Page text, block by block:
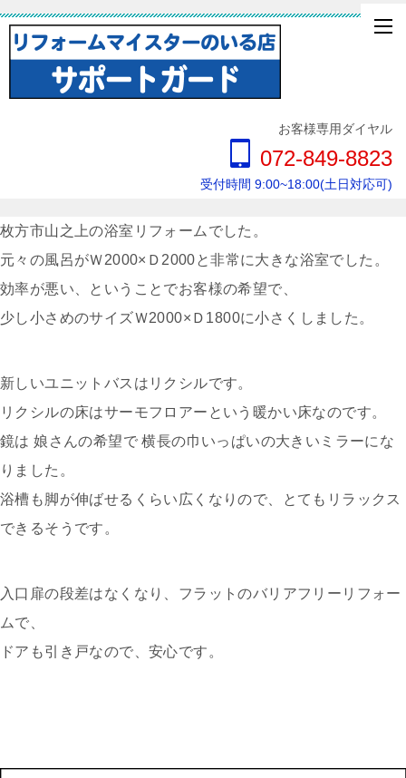
お客様専用ダイヤル
072-849-8823
受付時間 9:00~18:00(土日対応可)
枚方市山之上の浴室リフォームでした。
元々の風呂がＷ2000×Ｄ2000と非常に大きな浴室でした。
効率が悪い、ということでお客様の希望で、
少し小さめのサイズＷ2000×Ｄ1800に小さくしました。
新しいユニットバスはリクシルです。
リクシルの床はサーモフロアーという暖かい床なのです。
鏡は 娘さんの希望で 横長の巾いっぱいの大きいミラーにな
りました。
浴槽も脚が伸ばせるくらい広くなりので、とてもリラックス
できるそうです。
入口扉の段差はなくなり、フラットのバリアフリーリフォー
ムで、
ドアも引き戸なので、安心です。